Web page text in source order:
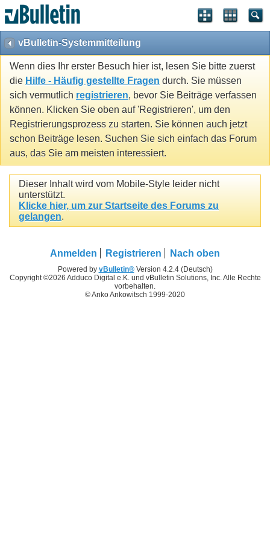
vBulletin-Systemmitteilung
Wenn dies Ihr erster Besuch hier ist, lesen Sie bitte zuerst
die Hilfe - Häufig gestellte Fragen durch. Sie müssen
sich vermutlich registrieren, bevor Sie Beiträge verfassen
können. Klicken Sie oben auf 'Registrieren', um den
Registrierungsprozess zu starten. Sie können auch jetzt
schon Beiträge lesen. Suchen Sie sich einfach das Forum
aus, das Sie am meisten interessiert.
Dieser Inhalt wird vom Mobile-Style leider nicht
unterstützt.
Klicke hier, um zur Startseite des Forums zu
gelangen.
Anmelden Registrieren Nach oben
Powered by vBulletin®Version 4.2.4 (Deutsch)
Copyright ©2026 Adduco Digital e.K. und vBulletin Solutions, Inc. Alle Rechte
vorbehalten.
© Anko Ankowitsch 1999-2020